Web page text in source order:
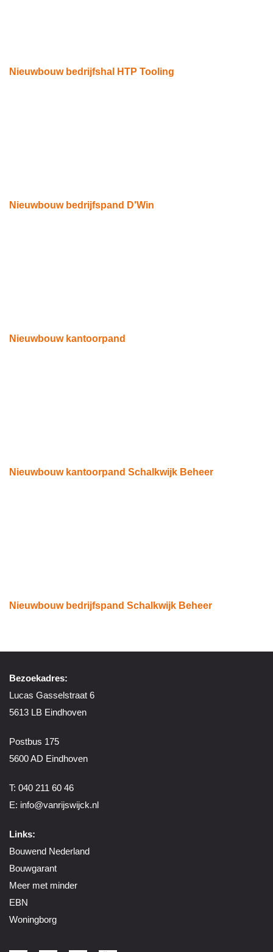
Nieuwbouw bedrijfshal HTP Tooling
Nieuwbouw bedrijfspand D'Win
Nieuwbouw kantoorpand
Nieuwbouw kantoorpand Schalkwijk Beheer
Nieuwbouw bedrijfspand Schalkwijk Beheer
Bezoekadres:
Lucas Gasselstraat 6
5613 LB Eindhoven
Postbus 175
5600 AD Eindhoven
T: 040 211 60 46
E: info@vanrijswijck.nl
Links:
Bouwend Nederland
Bouwgarant
Meer met minder
EBN
Woningborg